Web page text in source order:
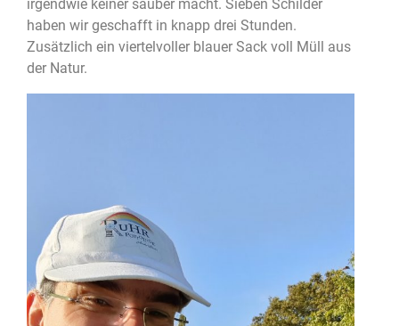
irgendwie keiner sauber macht. Sieben Schilder
haben wir geschafft in knapp drei Stunden.
Zusätzlich ein viertelvoller blauer Sack voll Müll aus
der Natur.